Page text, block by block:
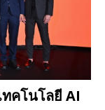
ทคโนโลยี AI